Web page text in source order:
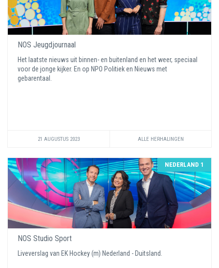
NOS Jeugdjournaal
Het laatste nieuws uit binnen- en buitenland en het weer, speciaal
voor de jonge kijker. En op NPO Politiek en Nieuws met
gebarentaal.
21 AUGUSTUS 2023 ALLE HERHALINGEN
NEDERLAND 1
NOS Studio Sport
Liveverslag van EK Hockey (m) Nederland - Duitsland.